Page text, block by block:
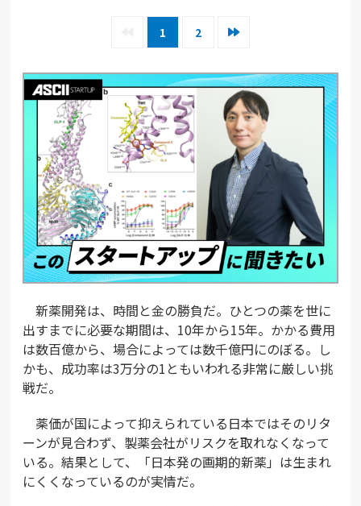
1 2
新薬開発は、時間と金の勝負だ。ひとつの薬を世に
出すまでに必要な期間は、10年から15年。かかる費用
は数百億から、場合によっては数千億円にのぼる。し
かも、成功率は3万分の1ともいわれる非常に厳しい挑
戦だ。
薬価が国によって抑えられている日本ではそのリタ
ーンが見合わず、製薬会社がリスクを取れなくなって
いる。結果として、「日本発の画期的新薬」は生まれ
にくくなっているのが実情だ。